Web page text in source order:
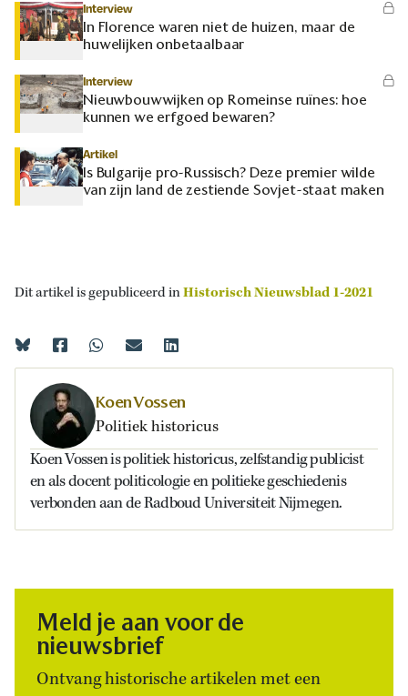
Interview
In Florence waren niet de huizen, maar de
huwelijken onbetaalbaar
Interview
Nieuwbouwwijken op Romeinse ruïnes: hoe
kunnen we erfgoed bewaren?
Artikel
Is Bulgarije pro-Russisch? Deze premier wilde
van zijn land de zestiende Sovjet-staat maken
Dit artikel is gepubliceerd inHistorisch Nieuwsblad 1-2021
Koen Vossen
Politiek historicus
Koen Vossen is politiek historicus, zelfstandig publicist
en als docent politicologie en politieke geschiedenis
verbonden aan de Radboud Universiteit Nijmegen.
Meld je aan voor de
nieuwsbrief
Ontvang historische artikelen met een